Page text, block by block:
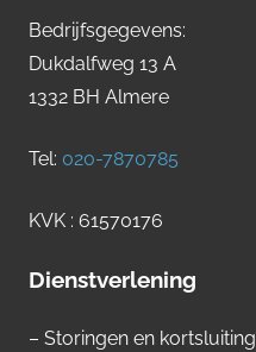
Bedrijfsgegevens:
Dukdalfweg 13 A
1332 BH Almere
Tel: 020-7870785
KVK : 61570176
Dienstverlening
– Storingen en kortsluiting